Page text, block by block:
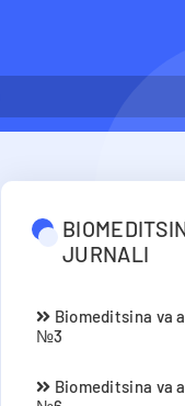
JURNALI
Biomeditsina va
№3
Biomeditsina va